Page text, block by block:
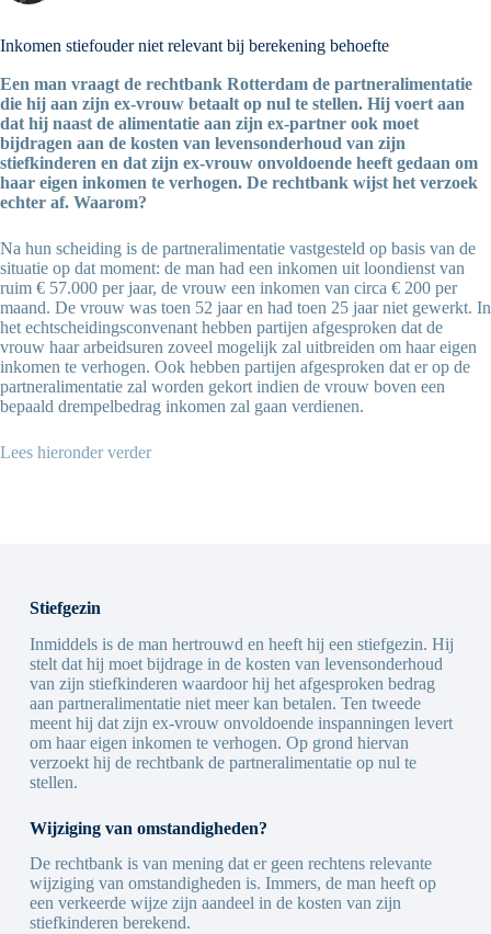
Inkomen stiefouder niet relevant bij berekening behoefte
Een man vraagt de rechtbank Rotterdam de partneralimentatie
die hij aan zijn ex-vrouw betaalt op nul te stellen. Hij voert aan
dat hij naast de alimentatie aan zijn ex-partner ook moet
bijdragen aan de kosten van levensonderhoud van zijn
stiefkinderen en dat zijn ex-vrouw onvoldoende heeft gedaan om
haar eigen inkomen te verhogen. De rechtbank wijst het verzoek
echter af. Waarom?
Na hun scheiding is de partneralimentatie vastgesteld op basis van de
situatie op dat moment: de man had een inkomen uit loondienst van
ruim € 57.000 per jaar, de vrouw een inkomen van circa € 200 per
maand. De vrouw was toen 52 jaar en had toen 25 jaar niet gewerkt. In
het echtscheidingsconvenant hebben partijen afgesproken dat de
vrouw haar arbeidsuren zoveel mogelijk zal uitbreiden om haar eigen
inkomen te verhogen. Ook hebben partijen afgesproken dat er op de
partneralimentatie zal worden gekort indien de vrouw boven een
bepaald drempelbedrag inkomen zal gaan verdienen.
Lees hieronder verder
Stiefgezin
Inmiddels is de man hertrouwd en heeft hij een stiefgezin. Hij
stelt dat hij moet bijdrage in de kosten van levensonderhoud
van zijn stiefkinderen waardoor hij het afgesproken bedrag
aan partneralimentatie niet meer kan betalen. Ten tweede
meent hij dat zijn ex-vrouw onvoldoende inspanningen levert
om haar eigen inkomen te verhogen. Op grond hiervan
verzoekt hij de rechtbank de partneralimentatie op nul te
stellen.
Wijziging van omstandigheden?
De rechtbank is van mening dat er geen rechtens relevante
wijziging van omstandigheden is. Immers, de man heeft op
een verkeerde wijze zijn aandeel in de kosten van zijn
stiefkinderen berekend.